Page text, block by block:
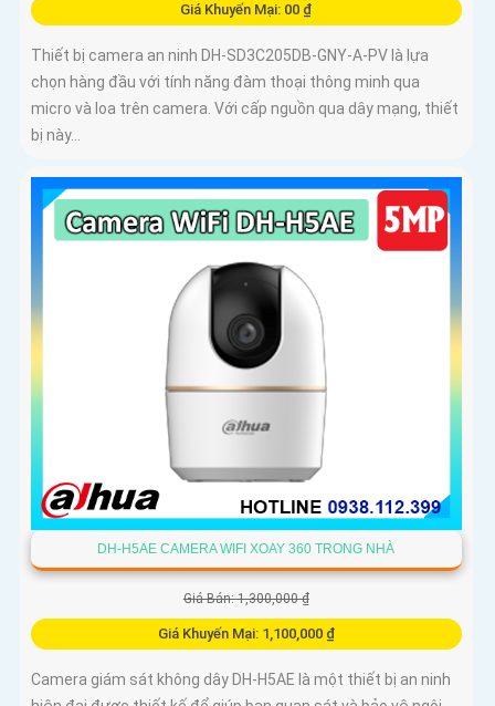
Giá Khuyến Mại: 00 ₫
Thiết bị camera an ninh DH-SD3C205DB-GNY-A-PV là lựa
chọn hàng đầu với tính năng đàm thoại thông minh qua
micro và loa trên camera. Với cấp nguồn qua dây mạng, thiết
bị này...
DH-H5AE CAMERA WIFI XOAY 360 TRONG NHÀ
Giá Bán: 1,300,000 ₫
Giá Khuyến Mại: 1,100,000 ₫
Camera giám sát không dây DH-H5AE là một thiết bị an ninh